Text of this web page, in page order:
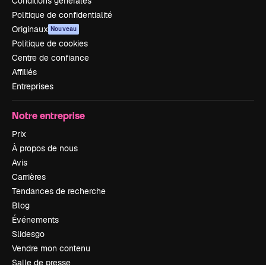
Politique de confidentialité
Originaux Nouveau
Politique de cookies
Centre de confiance
Affiliés
Entreprises
Notre entreprise
Prix
À propos de nous
Avis
Carrières
Tendances de recherche
Blog
Événements
Slidesgo
Vendre mon contenu
Salle de presse